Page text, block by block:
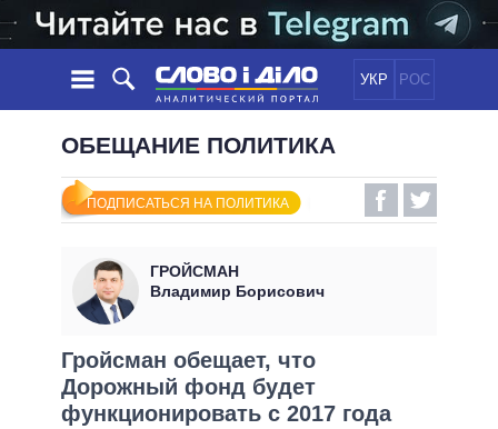
УКР РОС
НОВОСТИ
ЛЕНТА
СОБЫТИЯ
МНЕНИЯ
ОБЗОРЫ
ДАЙДЖЕСТЫ
ПОЛИТИКА
ЭКОНОМИКА
МИР
ОБЕЩАНИЯ
ВСЕ ПОЛИТИКИ
ПРЕЗИДЕНТ И ОФИС
ВЕРХОВНАЯ РАДА
КАБИНЕТ МИНИСТРОВ
ГЛАВЫ ОБЛАДМИНИСТРАЦИЙ
ИНФОГРАФИКА
ПОДДЕРЖАТЬ
ОБЕЩАНИЕ ПОЛИТИКА
ПОДПИСАТЬСЯ НА ПОЛИТИКА
ГРОЙСМАН
Владимир Борисович
Гройсман обещает, что
Дорожный фонд будет
функционировать с 2017 года